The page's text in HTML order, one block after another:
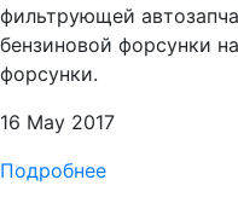
фильтрующей
бензиновой форсунки
форсунки.
16 May 2017
Подробнее